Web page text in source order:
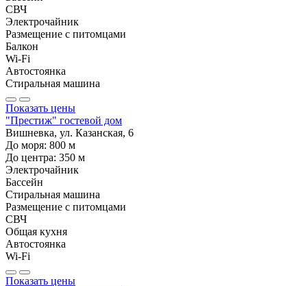
СВЧ
Электрочайник
Размещение с питомцами
Балкон
Wi-Fi
Автостоянка
Стиральная машина
Показать цены
"Престиж" гостевой дом
Вишневка, ул. Казанская, 6
До моря: 800 м
До центра: 350 м
Электрочайник
Бассейн
Стиральная машина
Размещение с питомцами
СВЧ
Общая кухня
Автостоянка
Wi-Fi
Показать цены